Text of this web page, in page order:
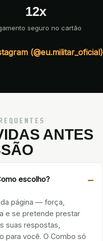
12x
seguro no cartão
(@eu.militar_oficial)
ANTES
escolho?
página — força,
e se pretende prestar
suas respostas,
para você. O Combo só